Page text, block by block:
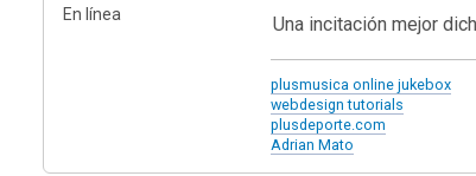
En línea
Una incitación mejor
plusmusica online jukebox
webdesign tutorials
plusdeporte.com
Adrian Mato